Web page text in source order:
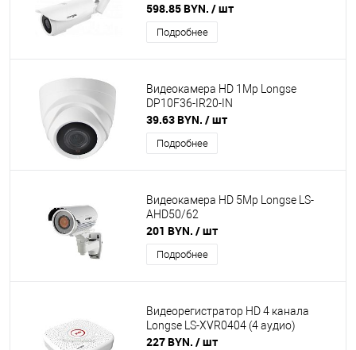
598.85 BYN. / шт
Подробнее
Видеокамера HD 1Mp Longse
DP10F36-IR20-IN
39.63 BYN. / шт
Подробнее
Видеокамера HD 5Mp Longse LS-
AHD50/62
201 BYN. / шт
Подробнее
Видеорегистратор HD 4 канала
Longse LS-XVR0404 (4 аудио)
227 BYN. / шт